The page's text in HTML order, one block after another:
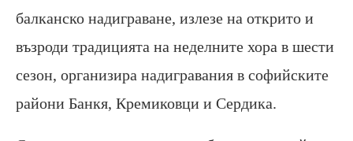
балканско надиграване, излезе на открито и
възроди традицията на неделните хора в шести
сезон, организира надигравания в софийските
райони Банкя, Кремиковци и Сердика.